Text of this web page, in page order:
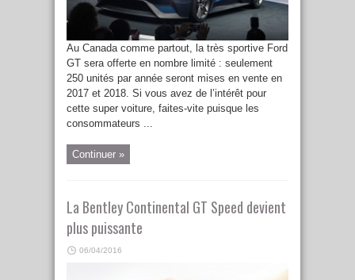
Au Canada comme partout, la très sportive Ford
GT sera offerte en nombre limité : seulement
250 unités par année seront mises en vente en
2017 et 2018. Si vous avez de l’intérêt pour
cette super voiture, faites-vite puisque les
consommateurs ...
Continuer »
La Bentley Continental GT Speed devient
plus puissante
06/04/2016